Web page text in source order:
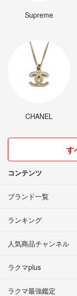
Supreme
CHANEL
す
コンテンツ
ブランド一覧
ランキング
人気商品チャンネル
ラクマplus
ラクマ最強鑑定